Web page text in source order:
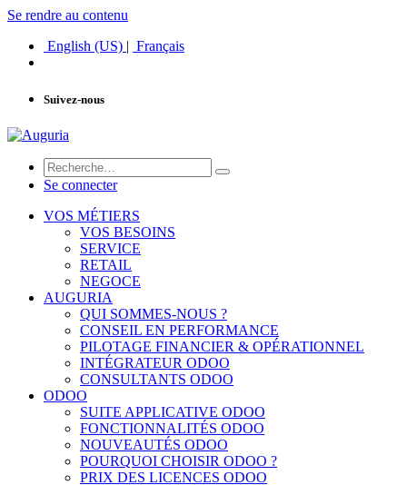
Se rendre au contenu
English (US) | Français
Suivez-nous
Se connecter
VOS MÉTIERS
VOS BESOINS
SERVICE
RETAIL
NEGOCE
AUGURIA
QUI SOMMES-NOUS ?
CONSEIL EN PERFORMANCE
PILOTAGE FINANCIER & OPÉRATIONNEL
INTÉGRATEUR ODOO
CONSULTANTS ODOO
ODOO
SUITE APPLICATIVE ODOO
FONCTIONNALITÉS ODOO
NOUVEAUTÉS ODOO
POURQUOI CHOISIR ODOO ?
PRIX DES LICENCES ODOO